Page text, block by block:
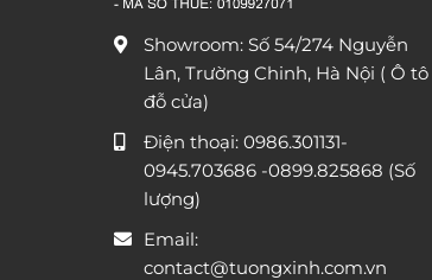
Showroom: Số 54/274 Nguyễn
Lân, Trường Chinh, Hà Nội ( Ô tô
đỗ cửa)
Điện thoại: 0986.301131-
0945.703686 -0899.825868 (Số
lượng)
Email:
contact@tuongxinh.com.vn